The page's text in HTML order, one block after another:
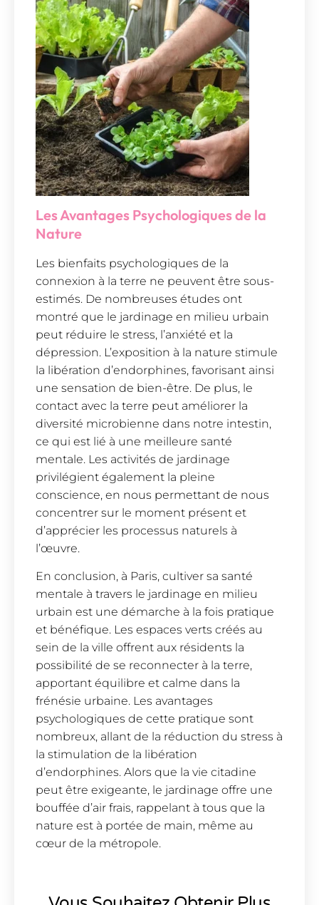
Les Avantages Psychologiques de la
Nature
Les bienfaits psychologiques de la
connexion à la terre ne peuvent être sous-
estimés. De nombreuses études ont
montré que le jardinage en milieu urbain
peut réduire le stress, l’anxiété et la
dépression. L’exposition à la nature stimule
la libération d’endorphines, favorisant ainsi
une sensation de bien-être. De plus, le
contact avec la terre peut améliorer la
diversité microbienne dans notre intestin,
ce qui est lié à une meilleure santé
mentale. Les activités de jardinage
privilégient également la pleine
conscience, en nous permettant de nous
concentrer sur le moment présent et
d’apprécier les processus naturels à
l’œuvre.
En conclusion, à Paris, cultiver sa santé
mentale à travers le jardinage en milieu
urbain est une démarche à la fois pratique
et bénéfique. Les espaces verts créés au
sein de la ville offrent aux résidents la
possibilité de se reconnecter à la terre,
apportant équilibre et calme dans la
frénésie urbaine. Les avantages
psychologiques de cette pratique sont
nombreux, allant de la réduction du stress à
la stimulation de la libération
d’endorphines. Alors que la vie citadine
peut être exigeante, le jardinage offre une
bouffée d’air frais, rappelant à tous que la
nature est à portée de main, même au
cœur de la métropole.